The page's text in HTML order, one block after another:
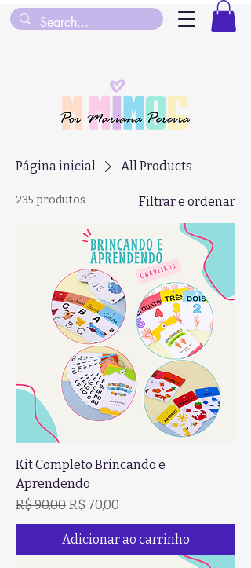
Página inicial All Products
235 produtos Filtrar e ordenar
Kit Completo Brincando e
Aprendendo
Preço normal
R$ 90,00 Preço promocional
R$ 70,00
Adicionar ao carrinho